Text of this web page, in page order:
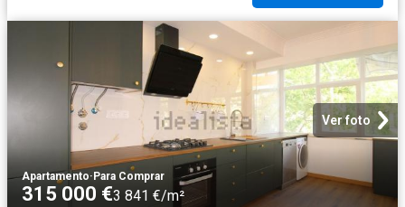
Ver foto
Apartamento· Para Comprar
315 000 €3 841 €/m²